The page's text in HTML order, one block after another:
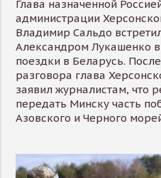
Глава назначенной
администрации
Владимир Сальдо
Александром Лукашенко
поездки в Беларусь. После
разговора глава
заявил журналистам, что
передать Минску часть
Азовского и Черного